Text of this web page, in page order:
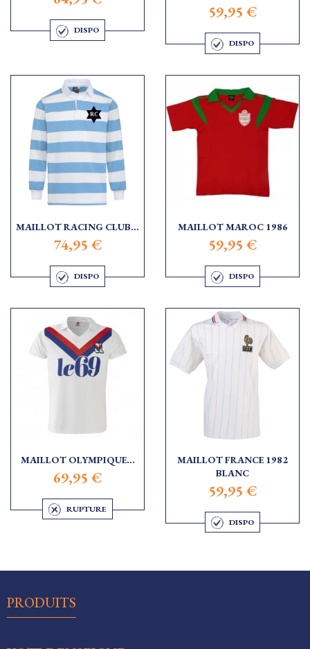
DISPO
59,95 €
DISPO
MAILLOT RACING CLUB...
74,95 €
DISPO
MAILLOT MAROC 1986
59,95 €
DISPO
MAILLOT OLYMPIQUE...
69,95 €
RUPTURE
MAILLOT FRANCE 1982
BLANC
59,95 €
DISPO
PRODUITS